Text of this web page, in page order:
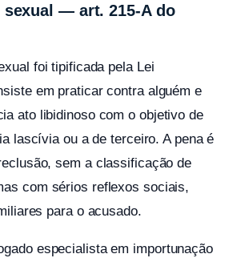
sexual — art. 215-A do
foi tipificada pela Lei
em praticar contra alguém e
ato libidinoso com o objetivo de
lascívia ou a de terceiro. A pena é
sem a classificação de
com sérios reflexos sociais,
para o acusado.
especialista em importunação